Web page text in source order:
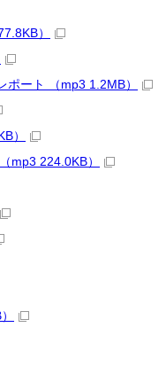
）
ート （mp3 1.2MB）
）
mp3 224.0KB）